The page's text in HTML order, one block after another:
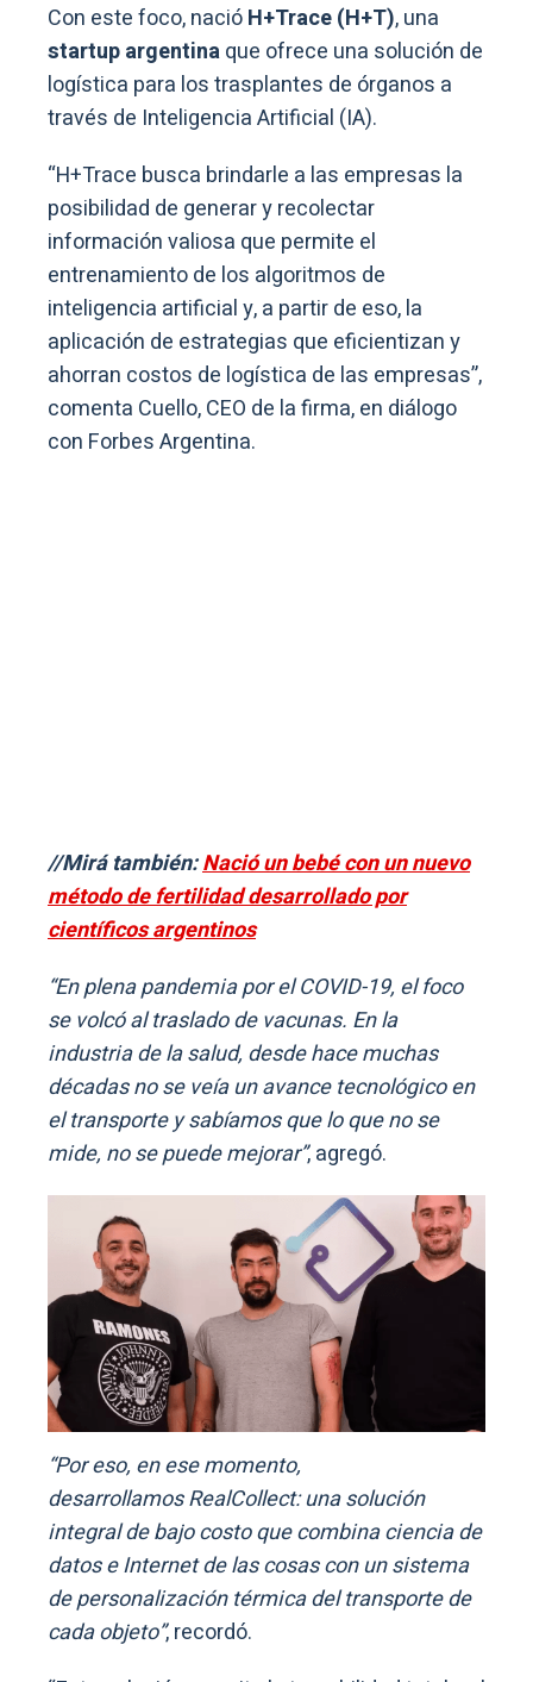
Con este foco, nacióH+Trace (H+T), una
startup argentinaque ofrece una solución de
logística para los trasplantes de órganos a
través de Inteligencia Artificial (IA).
“H+Trace busca brindarle a las empresas la
posibilidad de generar y recolectar
información valiosa que permite el
entrenamiento de los algoritmos de
inteligencia artificial y, a partir de eso, la
aplicación de estrategias que eficientizan y
ahorran costos de logística de las empresas”,
comenta Cuello, CEO de la firma, en diálogo
con Forbes Argentina.
//Mirá también:Nació un bebé con un nuevo
método de fertilidad desarrollado por
científicos argentinos
“En plena pandemia por el COVID-19, el foco
se volcó al traslado de vacunas. En la
industria de la salud, desde hace muchas
décadas no se veía un avance tecnológico en
el transporte y sabíamos que lo que no se
mide, no se puede mejorar”, agregó.
“Por eso, en ese momento,
desarrollamos RealCollect: una solución
integral de bajo costo que combina ciencia de
datos e Internet de las cosas con un sistema
de personalización térmica del transporte de
cada objeto”, recordó.